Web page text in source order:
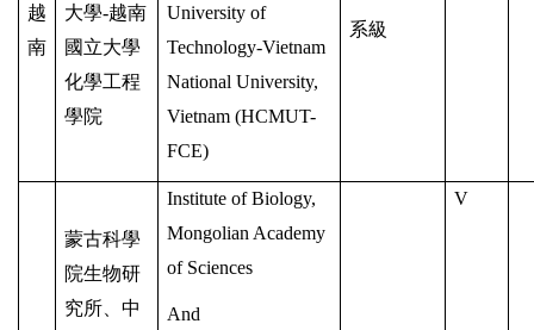
越
南
大學-越南
國立大學
化學工程
學院
University of
Technology-Vietnam
National University,
Vietnam (HCMUT-
FCE)
系級
蒙古科學
院生物研
究所、中
Institute of Biology,
Mongolian Academy
of Sciences
And
V